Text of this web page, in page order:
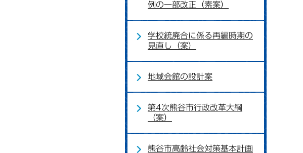
例の一部改正（素案）
学校統廃合に係る再編時期の
見直し（案）
地域会館の設計案
第4次熊谷市行政改革大綱
（案）
熊谷市高齢社会対策基本計画